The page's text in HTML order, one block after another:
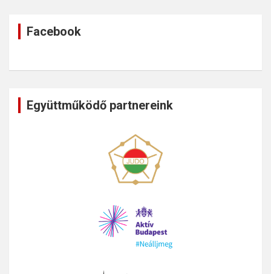
Facebook
Együttműködő partnereink